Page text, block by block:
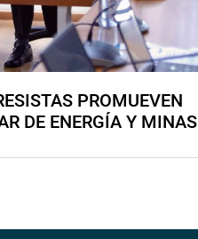
PROMUEVEN
DE ENERGÍA Y MINAS